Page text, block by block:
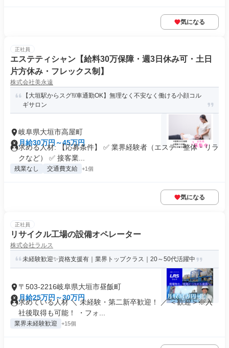
気になる
正社員
エステティシャン【給料30万保障・週3日休み可・土日
片方休み・フレックス制】
株式会社美永遠
【大垣駅からスグ!!/車通勤OK】無理なく不安なく働ける小顔コル
ギサロン
岐阜県大垣市高屋町
月給30万円～45万円
求める人材: 【応募条件】 ✅ 業界経験者（エステ・整体・リラ
クなど） ✅ 接客業...
残業なし 交通費支給 +1個
気になる
正社員
リサイクル工場の設備オペレーター
株式会社ラルス
未経験歓迎✨資格支援有｜業界トップクラス｜20～50代活躍中
〒503-2216岐阜県大垣市昼飯町
月給25万円～30万円
求めている人材 ＼ 未経験・第二新卒歓迎！ ／ ＜歓迎＞※入
社後取得も可能！ ・フォ...
業界未経験歓迎 +15個